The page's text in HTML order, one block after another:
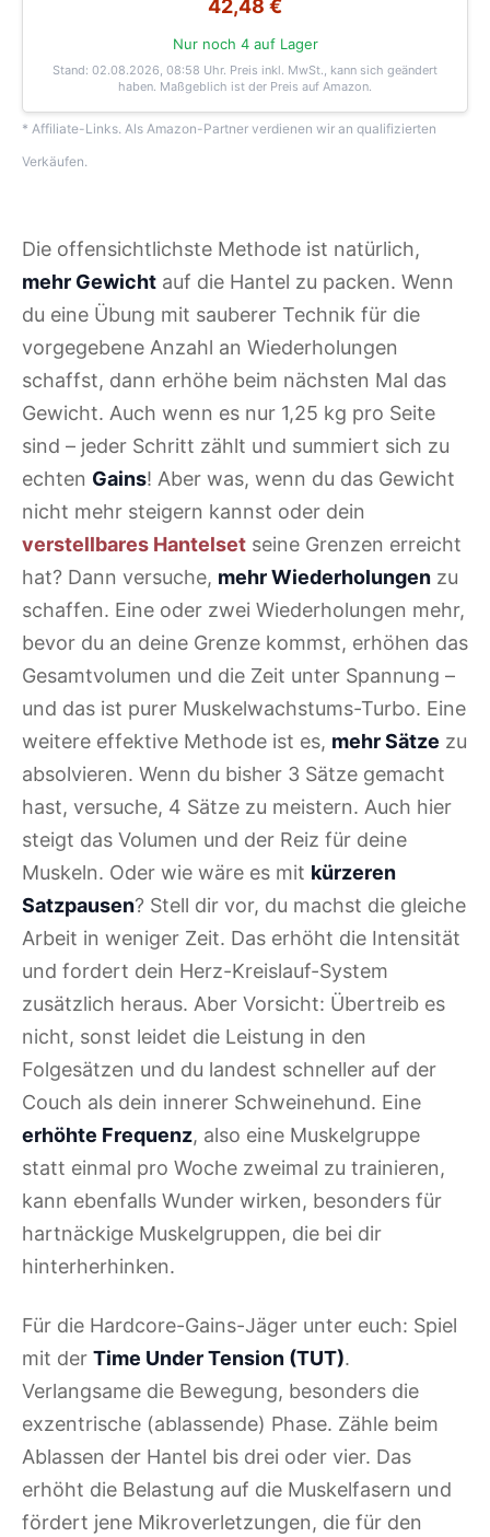
42,48 €
Nur noch 4 auf Lager
Stand: 02.08.2026, 08:58 Uhr. Preis inkl. MwSt., kann sich geändert
haben. Maßgeblich ist der Preis auf Amazon.
* Affiliate-Links. Als Amazon-Partner verdienen wir an qualifizierten
Verkäufen.
Die offensichtlichste Methode ist natürlich,
mehr Gewicht auf die Hantel zu packen. Wenn
du eine Übung mit sauberer Technik für die
vorgegebene Anzahl an Wiederholungen
schaffst, dann erhöhe beim nächsten Mal das
Gewicht. Auch wenn es nur 1,25 kg pro Seite
sind – jeder Schritt zählt und summiert sich zu
echten Gains! Aber was, wenn du das Gewicht
nicht mehr steigern kannst oder dein
verstellbares Hantelset seine Grenzen erreicht
hat? Dann versuche, mehr Wiederholungen zu
schaffen. Eine oder zwei Wiederholungen mehr,
bevor du an deine Grenze kommst, erhöhen das
Gesamtvolumen und die Zeit unter Spannung –
und das ist purer Muskelwachstums-Turbo. Eine
weitere effektive Methode ist es, mehr Sätze zu
absolvieren. Wenn du bisher 3 Sätze gemacht
hast, versuche, 4 Sätze zu meistern. Auch hier
steigt das Volumen und der Reiz für deine
Muskeln. Oder wie wäre es mit kürzeren
Satzpausen? Stell dir vor, du machst die gleiche
Arbeit in weniger Zeit. Das erhöht die Intensität
und fordert dein Herz-Kreislauf-System
zusätzlich heraus. Aber Vorsicht: Übertreib es
nicht, sonst leidet die Leistung in den
Folgesätzen und du landest schneller auf der
Couch als dein innerer Schweinehund. Eine
erhöhte Frequenz, also eine Muskelgruppe
statt einmal pro Woche zweimal zu trainieren,
kann ebenfalls Wunder wirken, besonders für
hartnäckige Muskelgruppen, die bei dir
hinterherhinken.
Für die Hardcore-Gains-Jäger unter euch: Spiel
mit der Time Under Tension (TUT).
Verlangsame die Bewegung, besonders die
exzentrische (ablassende) Phase. Zähle beim
Ablassen der Hantel bis drei oder vier. Das
erhöht die Belastung auf die Muskelfasern und
fördert jene Mikroverletzungen, die für den